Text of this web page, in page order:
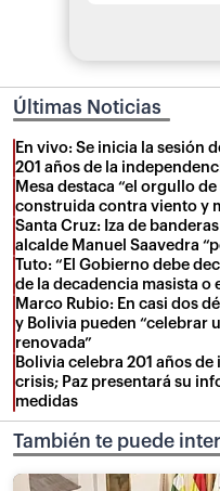
Últimas Noticias
En vivo: Se inicia la sesión
201 años de la
Mesa destaca “el orgullo
construida contra viento y
Santa Cruz: Iza de
alcalde Manuel Saavedra
Tuto: “El Gobierno debe
de la decadencia masista
Marco Rubio: En casi dos
y Bolivia pueden “celebrar
renovada”
Bolivia celebra 201 años
crisis; Paz presentará su
medidas
También te puede